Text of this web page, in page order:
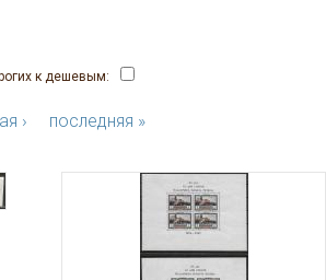
к дешевым:
› последняя »